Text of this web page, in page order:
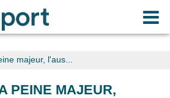
majeur, l'aus...
PEINE MAJEUR,